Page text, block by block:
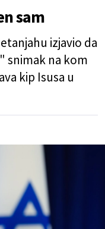
sam
izjavio da
snimak na kom
kip Isusa u